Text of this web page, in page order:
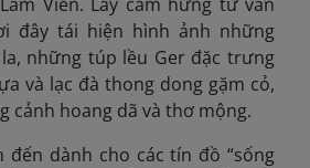
đây tái hiện hình ảnh những
những túp lều Ger đặc trưng
và lạc đà thong dong gặm cỏ,
cảnh hoang dã và thơ mộng.
đến dành cho các tín đồ “sống